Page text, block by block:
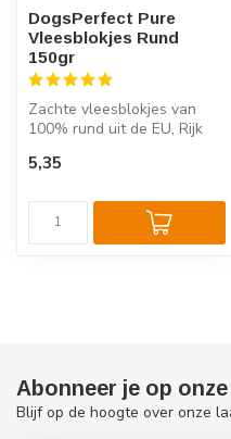
DogsPerfect Pure
Vleesblokjes Rund
150gr
Zachte vleesblokjes van
100% rund uit de EU, Rijk
toevoegin...
5,35
Abonneer je op
Blijf op de hoogte over onze